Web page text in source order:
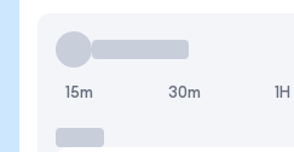
15m 30m 1H